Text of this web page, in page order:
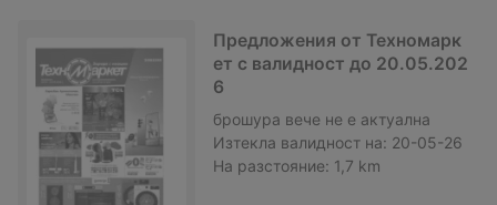
Предложения от Техномарк
ет с валидност до 20.05.202
6
брошура вече не е актуална
Изтекла валидност на: 20-05-26
На разстояние: 1,7 km